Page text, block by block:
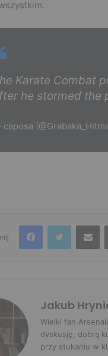
Karate Combat
he stormed the
FacebookTwitter Udostępnij
Jakub
Wielki fan
dyskusję, dobrą
przy stukaniu w